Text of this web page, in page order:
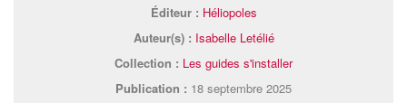
Éditeur : Héliopoles
Auteur(s) : Isabelle Letélié
Collection : Les guides s'installer
Publication : 18 septembre 2025